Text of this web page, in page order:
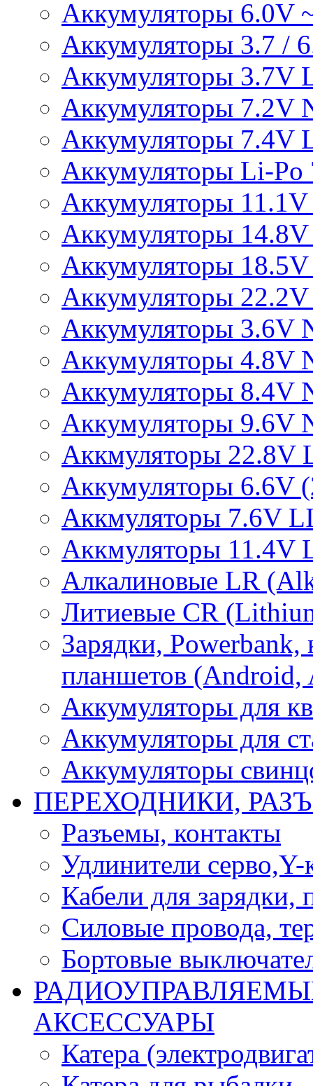
Аккумуляторы 6.0V
Аккумуляторы 3.7 /
Аккумуляторы 3.7V
Аккумуляторы 7.2V
Аккумуляторы 7.4V
Аккумуляторы Li-Po
Аккумуляторы
Аккумуляторы
Аккумуляторы
Аккумуляторы
Аккумуляторы 3.6V
Аккумуляторы 4.8V
Аккумуляторы 8.4V
Аккумуляторы 9.6V
Аккмуляторы 22.8V
Аккумуляторы 6.6V
Аккмуляторы 7.6V
Аккмуляторы 11.4V
Алкалиновые LR
Литиевые CR
Зарядки, Powerbank,
планшетов (Android,
Аккумуляторы для
Аккумуляторы для
Аккумуляторы
ПЕРЕХОДНИКИ,
Разъемы, контакты
Удлинители серво,Y-
Кабели для зарядки,
Силовые провода,
Бортовые
АКСЕССУАРЫ
Катера